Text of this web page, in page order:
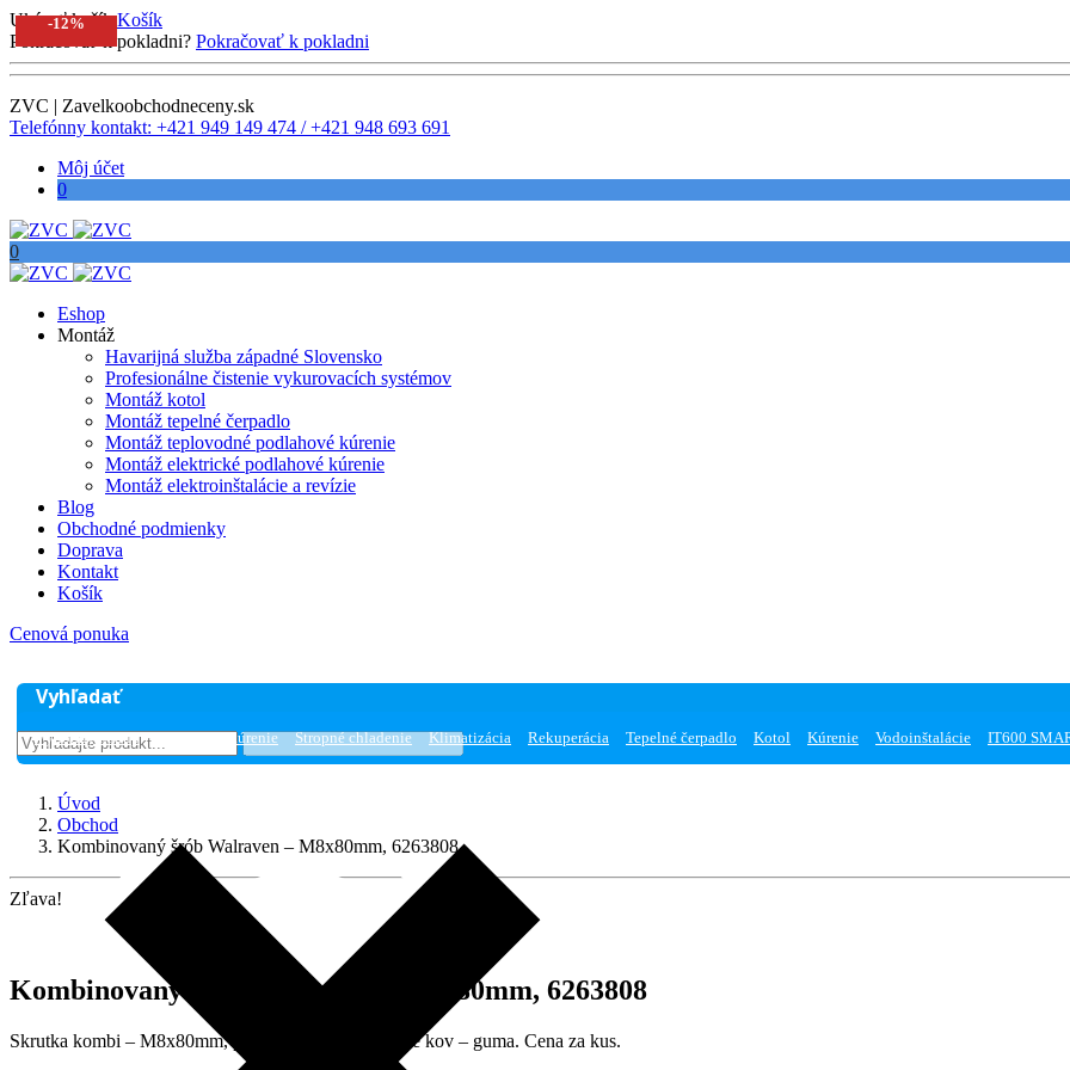
Ukázať košík Košík
Pokračovať k pokladni? Pokračovať k pokladni
ZVC | Zavelkoobchodneceny.sk
Telefónny kontakt: +421 949 149 474 / +421 948 693 691
Môj účet
0
0
Eshop
Montáž
Havarijná služba západné Slovensko
Profesionálne čistenie vykurovacích systémov
Montáž kotol
Montáž tepelné čerpadlo
Montáž teplovodné podlahové kúrenie
Montáž elektrické podlahové kúrenie
Montáž elektroinštalácie a revízie
Blog
Obchodné podmienky
Doprava
Kontakt
Košík
Cenová ponuka
Vyhľadať
Výhodný nákup Podlahové kúrenie Stropné chladenie Klimatizácia Rekuperácia Tepelné čerpadlo Kotol Kúrenie Vodoinštalácie IT600
Úvod
Obchod
Kombinovaný šrób Walraven – M8x80mm, 6263808
Zľava!
Kombinovaný šrób Walraven – M8x80mm, 6263808
Skrutka kombi – M8x80mm, príslušenstvo ku objímke kov – guma. Cena za kus.
-11%
-18%
-13%
-12%